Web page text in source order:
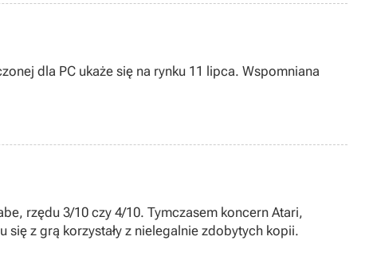
dla PC ukaże się na rynku 11 lipca. Wspomniana
rzędu 3/10 czy 4/10. Tymczasem koncern Atari,
z grą korzystały z nielegalnie zdobytych kopii.